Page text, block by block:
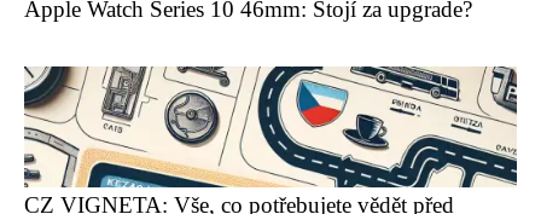
Apple Watch Series 10 46mm: Stojí za upgrade?
CZ VIGNETA: Vše, co potřebujete vědět před